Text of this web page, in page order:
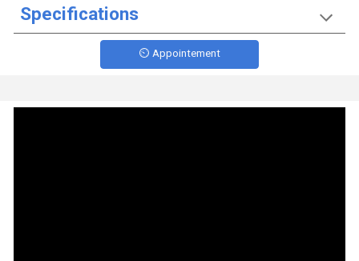
Specifications
⏲️ Appointement